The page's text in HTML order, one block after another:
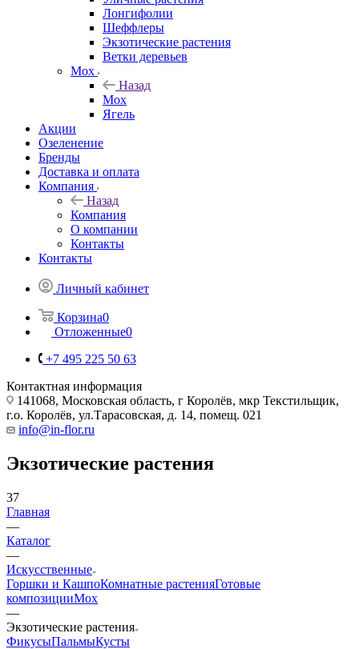
Лонгифолии
Шеффлеры
Экзотические растения
Ветки деревьев
Мох
Назад
Мох
Ягель
Акции
Озеленение
Бренды
Доставка и оплата
Компания
Назад
Компания
О компании
Контакты
Контакты
Личный кабинет
Корзина0
Отложенные0
+7 495 225 50 63
Контактная информация
141068, Московская область, г Королёв, мкр Текстильщик,
г.о. Королёв, ул.Тарасовская, д. 14, помещ. 021
info@in-flor.ru
Экзотические растения
37
Главная
—
Каталог
—
Искусственные
Горшки и КашпоКомнатные растенияГотовые
композицииМох
—
Экзотические растения
ФикусыПальмыКусты